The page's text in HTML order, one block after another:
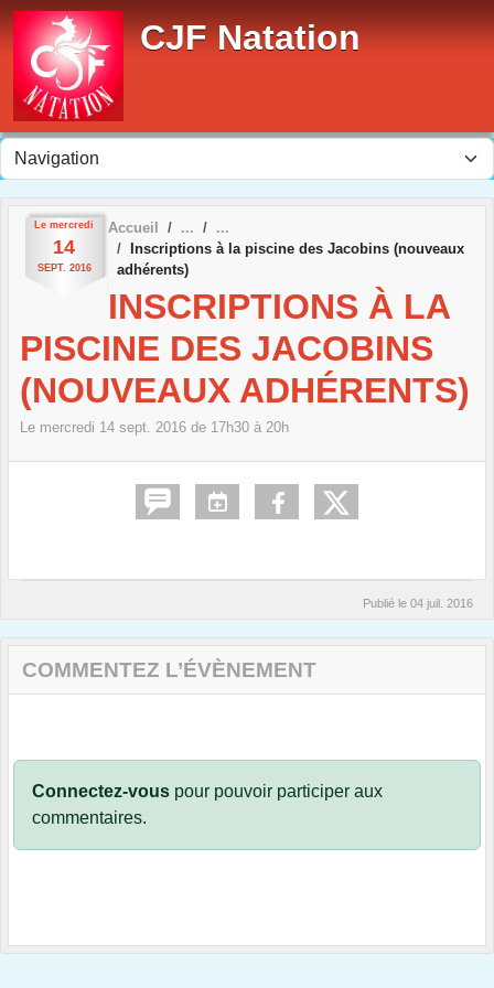
CJF Natation
Le mercredi
14
SEPT. 2016
Accueil
Inscriptions à la piscine des Jacobins (nouveaux
adhérents)
INSCRIPTIONS À LA
PISCINE DES JACOBINS
(NOUVEAUX ADHÉRENTS)
Le mercredi 14 sept. 2016 de 17h30 à 20h
Publié le 04 juil. 2016
COMMENTEZ L’ÉVÈNEMENT
Connectez-vous pour pouvoir participer aux
commentaires.
Panneau de gestion des cookies